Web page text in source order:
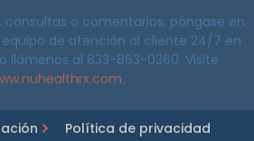
consultas o comentarios, póngase en
de atención al cliente 24/7 en
llámenos al 833-863-0360. Visite
.
Política de privacidad